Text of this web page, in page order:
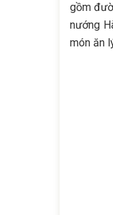
gồm
nướng
món ăn